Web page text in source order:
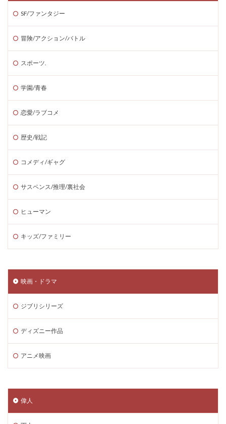
SF/ファンタジー
冒険/アクション/バトル
スポーツ.
学園/青春
恋愛/ラブコメ
歴史/戦記
コメディ/ギャグ
サスペンス/推理/裏社会
ヒューマン
キッズ/ファミリー
映画・ドラマ
ジブリシリーズ
ディズニー作品
アニメ映画
偉人